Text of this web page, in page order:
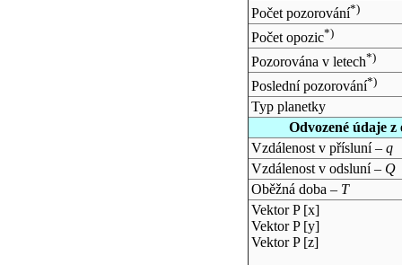
Počet pozorování*)
Počet opozic*)
Pozorována v letech*)
Poslední pozorování*)
Typ planetky
Odvozené údaje
Vzdálenost v přísluní – q
Vzdálenost v odsluní – Q
Oběžná doba – T
Vektor P [x]
Vektor P [y]
Vektor P [z]